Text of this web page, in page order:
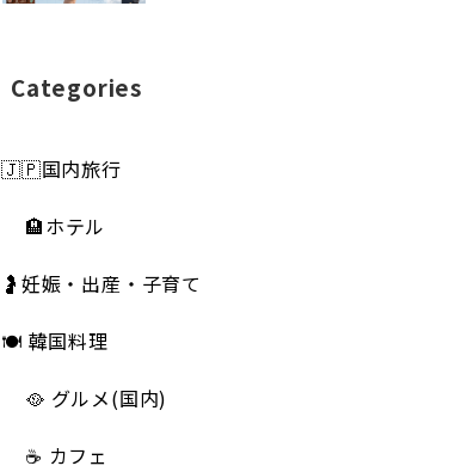
Categories
🇯🇵国内旅行
🏨ホテル
🤰妊娠・出産・子育て
🍽 韓国料理
🥘 グルメ(国内)
☕️ カフェ